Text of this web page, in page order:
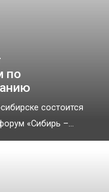
по
состоится
«Сибирь –...